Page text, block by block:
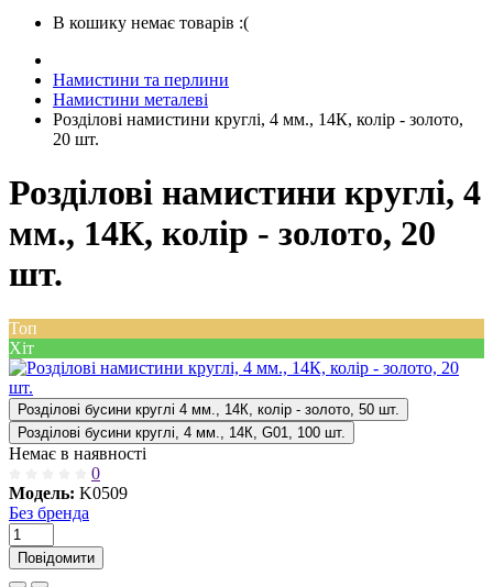
В кошику немає товарів :(
Намистини та перлини
Намистини металеві
Розділові намистини круглі, 4 мм., 14К, колір - золото,
20 шт.
Розділові намистини круглі, 4
мм., 14К, колір - золото, 20
шт.
Топ
Хіт
Розділові бусини круглі 4 мм., 14К, колір - золото, 50 шт.
Розділові бусини круглі, 4 мм., 14К, G01, 100 шт.
Немає в наявності
0
Модель: K0509
Без бренда
Повідомити